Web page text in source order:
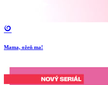
Mama, ožeň ma!